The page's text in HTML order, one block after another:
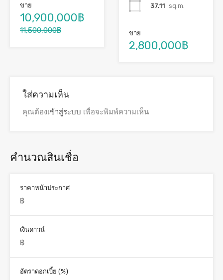
ขาย
10,900,000฿
11,500,000฿
37.11 sq.m.
ขาย
2,800,000฿
ใส่ความเห็น
คุณต้องเข้าสู่ระบบ เพื่อจะพิมพ์ความเห็น
คำนวณสินเชื่อ
ราคาหน้าประกาศ
เงินดาวน์
อัตราดอกเบี้ย (%)